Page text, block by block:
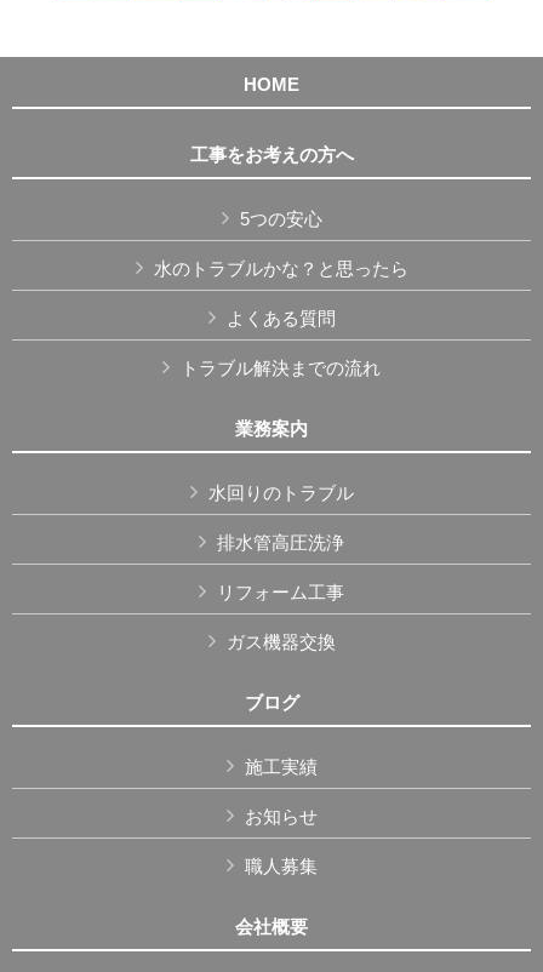
HOME
工事をお考えの方へ
5つの安心
水のトラブルかな？と思ったら
よくある質問
トラブル解決までの流れ
業務案内
水回りのトラブル
排水管高圧洗浄
リフォーム工事
ガス機器交換
ブログ
施工実績
お知らせ
職人募集
会社概要